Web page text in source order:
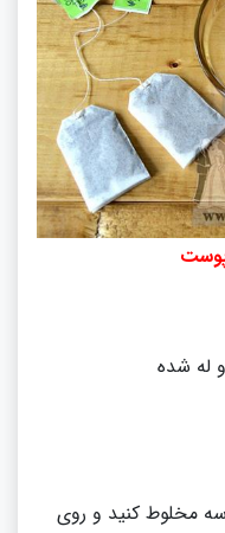
له شده
مخلوط کنید و روی